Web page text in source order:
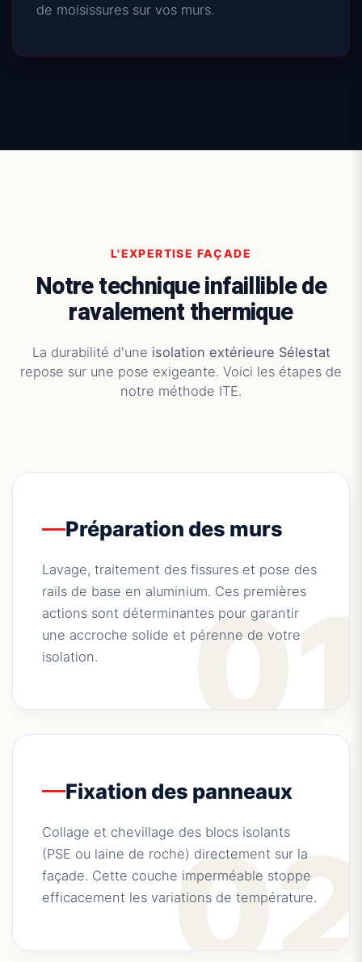
de moisissures sur vos murs.
L'EXPERTISE FAÇADE
Notre technique infaillible de
ravalement thermique
La durabilité d'une isolation extérieure Sélestat
repose sur une pose exigeante. Voici les étapes de
notre méthode ITE.
Préparation des murs
Lavage, traitement des fissures et pose des
rails de base en aluminium. Ces premières
actions sont déterminantes pour garantir
une accroche solide et pérenne de votre
isolation.
Fixation des panneaux
Collage et chevillage des blocs isolants
(PSE ou laine de roche) directement sur la
façade. Cette couche imperméable stoppe
efficacement les variations de température.